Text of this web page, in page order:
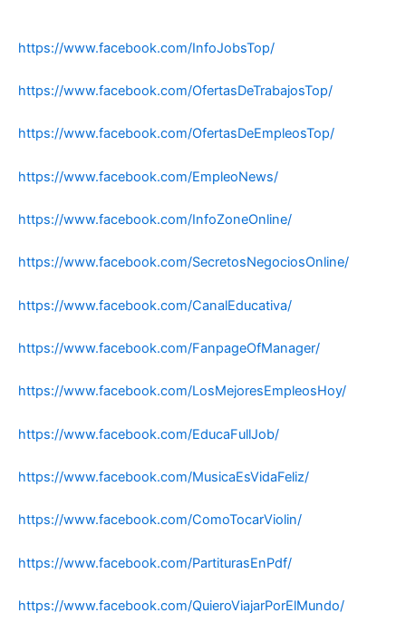
https://www.facebook.com/InfoJobsTop/
https://www.facebook.com/OfertasDeTrabajosTop/
https://www.facebook.com/OfertasDeEmpleosTop/
https://www.facebook.com/EmpleoNews/
https://www.facebook.com/InfoZoneOnline/
https://www.facebook.com/SecretosNegociosOnline/
https://www.facebook.com/CanalEducativa/
https://www.facebook.com/FanpageOfManager/
https://www.facebook.com/LosMejoresEmpleosHoy/
https://www.facebook.com/EducaFullJob/
https://www.facebook.com/MusicaEsVidaFeliz/
https://www.facebook.com/ComoTocarViolin/
https://www.facebook.com/PartiturasEnPdf/
https://www.facebook.com/QuieroViajarPorElMundo/